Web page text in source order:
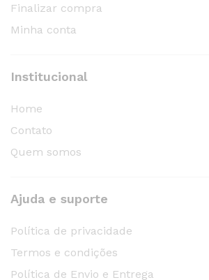
Finalizar compra
Minha conta
Institucional
Home
Contato
Quem somos
Ajuda e suporte
Política de privacidade
Termos e condições
Política de Envio e Entrega